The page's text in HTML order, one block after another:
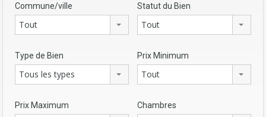
Commune/ville
Tout
Statut du Bien
Tout
Type de Bien
Tous les types
Prix Minimum
Tout
Prix Maximum Chambres